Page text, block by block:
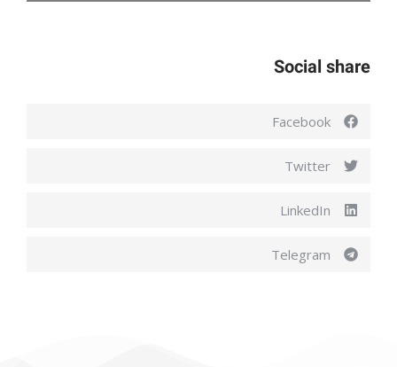
Social share
Facebook
Twitter
LinkedIn
Telegram